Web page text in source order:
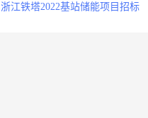
浙江铁塔2022基站储能项目招标